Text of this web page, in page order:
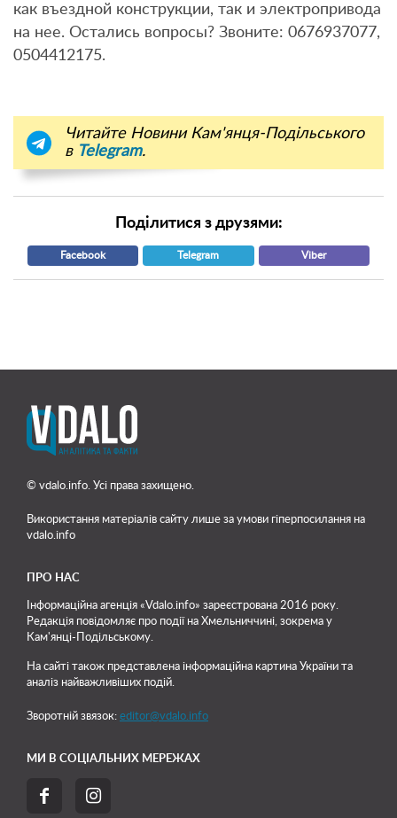
как въездной конструкции, так и электропривода
на нее. Остались вопросы? Звоните: 0676937077,
0504412175.
Читайте Новини Кам'янця-Подільського
в Telegram.
Поділитися з друзями:
Facebook Telegram Viber
© vdalo.info. Усі права захищено.
Використання матеріалів сайту лише за умови гіперпосилання на
vdalo.info
ПРО НАС
Інформаційна агенція «Vdalo.info» зареєстрована 2016 року.
Редакція повідомляє про події на Хмельниччині, зокрема у
Кам'янці-Подільському.
На сайті також представлена інформаційна картина України та
аналіз найважливіших подій.
Зворотній звязок: editor@vdalo.info
МИ В СОЦІАЛЬНИХ МЕРЕЖАХ
 